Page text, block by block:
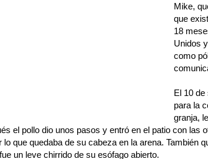
Mike,
que
18
Unidos
como
El 10
para la
granja,
el pollo dio unos pasos y entró en el patio con las
lo que quedaba de su cabeza en la arena. También
un leve chirrido de su esófago abierto.